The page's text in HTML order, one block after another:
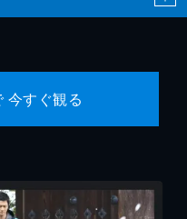
今すぐ観る